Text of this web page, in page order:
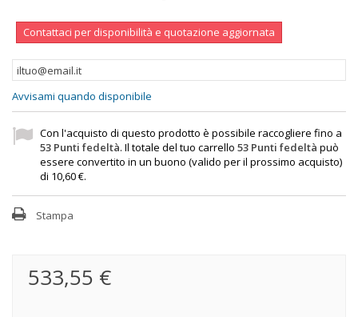
Contattaci per disponibilità e quotazione aggiornata
Avvisami quando disponibile
Con l'acquisto di questo prodotto è possibile raccogliere fino a
53 Punti fedeltà. Il totale del tuo carrello 53 Punti fedeltà può
essere convertito in un buono (valido per il prossimo acquisto)
di 10,60 €.
Stampa
533,55 €